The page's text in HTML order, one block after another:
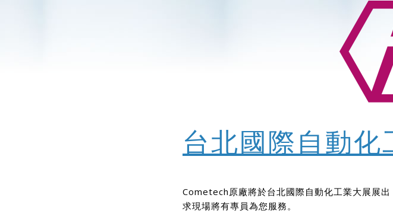
台北國際自動化
Cometech原廠將於台北國際自動化工業大展展
求現場將有專員為您服務。